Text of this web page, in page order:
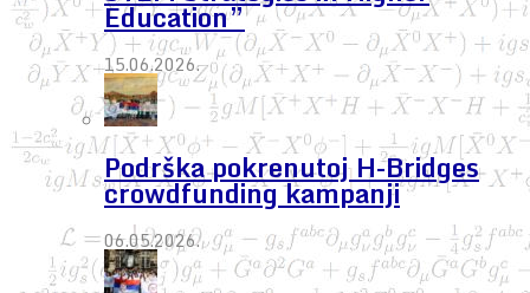
Education”
15.06.2026.
Podrška pokrenutoj H-Bridges
crowdfunding kampanji
06.05.2026.